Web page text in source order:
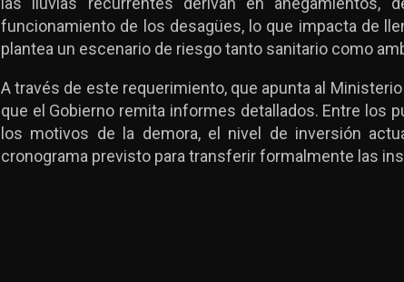
funcionamiento de los desagües, lo que impacta de
plantea un escenario de riesgo tanto sanitario como
A través de este requerimiento, que apunta al
que el Gobierno remita informes detallados. Entre los
los motivos de la demora, el nivel de inversión
cronograma previsto para transferir formalmente las